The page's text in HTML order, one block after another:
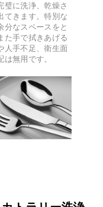
璧に洗浄、乾燥さ
てきます。特別な
分なスペースをと
た手で拭きあげる
人手不足、衛生面
無用です。